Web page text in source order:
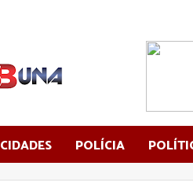
CIDADES POLÍCIA